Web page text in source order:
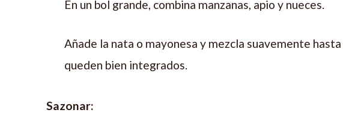
En un bol grande, combina manzanas, apio y nueces.
Añade la nata o mayonesa y mezcla suavemente
queden bien integrados.
Sazonar: